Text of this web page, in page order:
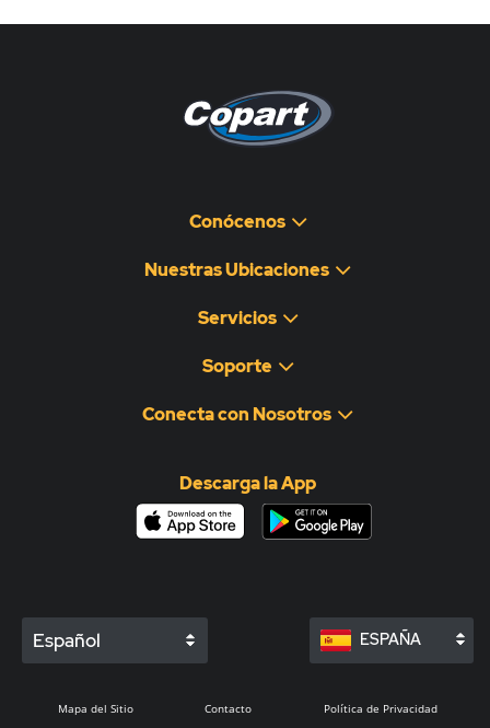
Conócenos
Nuestras Ubicaciones
Servicios
Soporte
Conecta con Nosotros
Descarga la App
Español ESPAÑA
Mapa del Sitio Contacto Política de Privacidad